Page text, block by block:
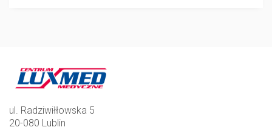
ul. Radziwiłłowska 5
20-080 Lublin